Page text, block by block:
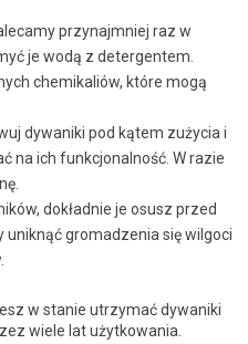
przynajmniej raz w
je wodą z detergentem.
chemikaliów, które mogą
dywaniki pod kątem zużycia i
na ich funkcjonalność. W razie
dokładnie je osusz przed
uniknąć gromadzenia się wilgoci
w stanie utrzymać dywaniki
wiele lat użytkowania.